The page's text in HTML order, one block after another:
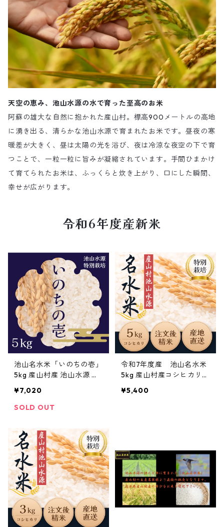
天空の恵み、池山水源の水で育った至高のお米
阿蘇の雄大な自然に抱かれた産山村。標高900メートルの高地
に湧き出る、清らかな池山水源で育まれたお米です。昼夜の寒
暖差が大きく、昼は太陽の光を浴び、夜は冷涼な夜空の下で育
つことで、一粒一粒に旨みが凝縮されています。手間ひまかけ
て育てられたお米は、ふっくらと炊き上がり、口にした瞬間、
幸せが広がります。
令和6年度産新米
池山名水米「いのちの壱」
5kg 産山村産 池山水源 特
¥7,020
SOLD OUT
令和7年度産 池山名水米
5kg 産山村産コシヒカリ
¥5,400